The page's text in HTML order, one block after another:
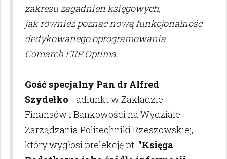
zakresu zagadnień księgowych,
jak również poznać nową funkcjonalność
dedykowanego oprogramowania
Comarch ERP Optima.
Gość specjalny Pan dr Alfred
Szydełko - adiunkt w Zakładzie
Finansów i Bankowości na Wydziale
Zarządzania Politechniki Rzeszowskiej,
który wygłosi prelekcję pt. "Księga